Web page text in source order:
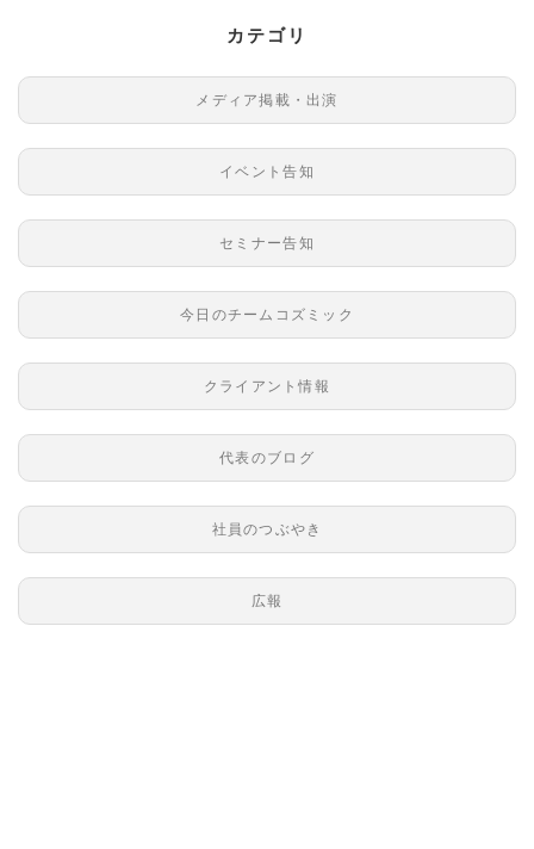
カテゴリ
メディア掲載・出演
イベント告知
セミナー告知
今日のチームコズミック
クライアント情報
代表のブログ
社員のつぶやき
広報